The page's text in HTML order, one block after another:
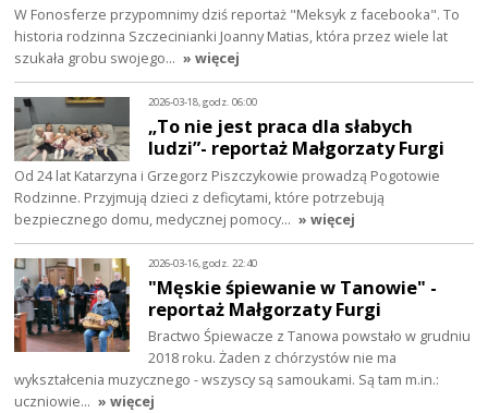
W Fonosferze przypomnimy dziś reportaż "Meksyk z facebooka". To
historia rodzinna Szczecinianki Joanny Matias, która przez wiele lat
szukała grobu swojego… » więcej
2026-03-18, godz. 06:00
„To nie jest praca dla słabych
ludzi”- reportaż Małgorzaty Furgi
Od 24 lat Katarzyna i Grzegorz Piszczykowie prowadzą Pogotowie
Rodzinne. Przyjmują dzieci z deficytami, które potrzebują
bezpiecznego domu, medycznej pomocy… » więcej
2026-03-16, godz. 22:40
"Męskie śpiewanie w Tanowie" -
reportaż Małgorzaty Furgi
Bractwo Śpiewacze z Tanowa powstało w grudniu
2018 roku. Żaden z chórzystów nie ma
wykształcenia muzycznego - wszyscy są samoukami. Są tam m.in.:
uczniowie… » więcej